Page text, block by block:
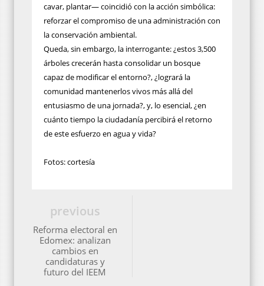
cavar, plantar— coincidió con la acción simbólica:
reforzar el compromiso de una administración con
la conservación ambiental.
Queda, sin embargo, la interrogante: ¿estos 3,500
árboles crecerán hasta consolidar un bosque
capaz de modificar el entorno?, ¿logrará la
comunidad mantenerlos vivos más allá del
entusiasmo de una jornada?, y, lo esencial, ¿en
cuánto tiempo la ciudadanía percibirá el retorno
de este esfuerzo en agua y vida?
Fotos: cortesía
previous
Reforma electoral en
Edomex: analizan
cambios en
candidaturas y
futuro del IEEM